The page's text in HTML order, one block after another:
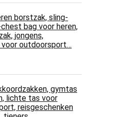
borstzak, sling-
bag voor heren,
jongens,
outdoorsport…
gymtas
lichte tas voor
reisgeschenken